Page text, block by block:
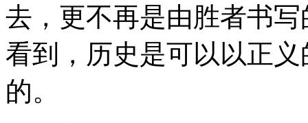
去，更不再是由胜者书
看到，历史是可以以正
的。